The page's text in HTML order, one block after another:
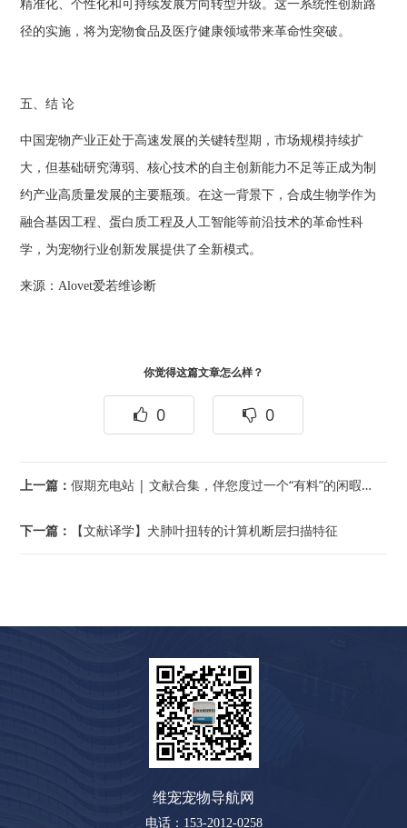
精准化、个性化和可持续发展方向转型升级。这一系统性创新路
径的实施，将为宠物食品及医疗健康领域带来革命性突破。
五、结 论
中国宠物产业正处于高速发展的关键转型期，市场规模持续扩
大，但基础研究薄弱、核心技术的自主创新能力不足等正成为制
约产业高质量发展的主要瓶颈。在这一背景下，合成生物学作为
融合基因工程、蛋白质工程及人工智能等前沿技术的革命性科
学，为宠物行业创新发展提供了全新模式。
来源：Alovet爱若维诊断
你觉得这篇文章怎么样？
0 0
上一篇：假期充电站 | 文献合集，伴您度过一个“有料”的闲暇时光
下一篇： 【文献译学】犬肺叶扭转的计算机断层扫描特征
维宠宠物导航网
电话：153-2012-0258